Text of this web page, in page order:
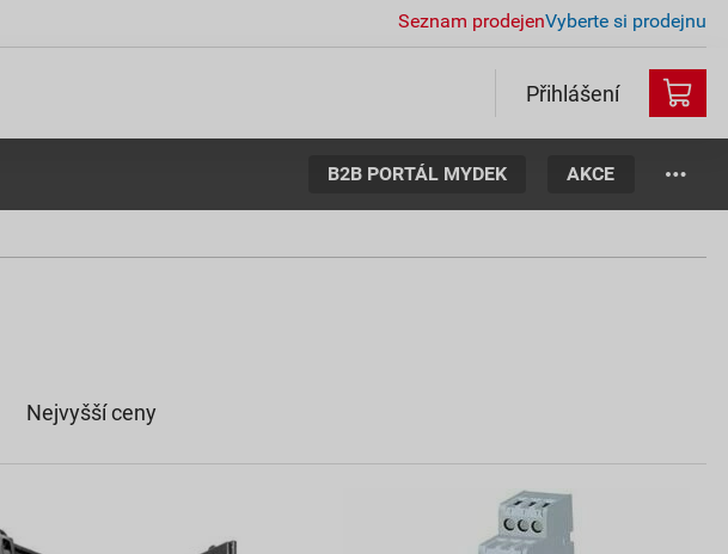
Seznam prodejenVyberte si prodejnu
Přihlášení
B2B PORTÁL MYDEK AKCE
Nejvyšší ceny